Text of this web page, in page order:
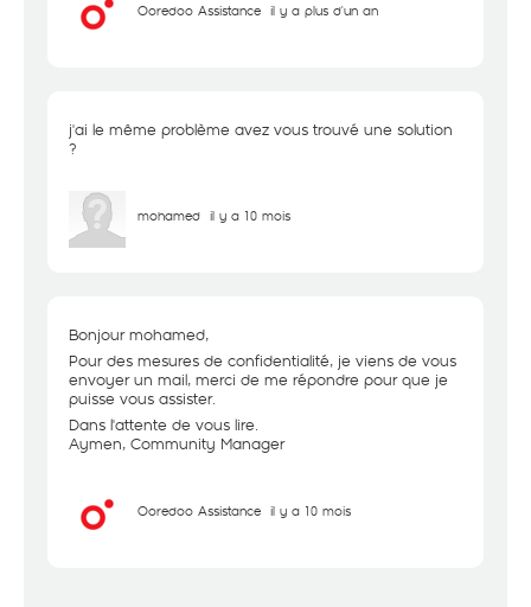
Ooredoo Assistance il y a plus d'un an
j'ai le même problème avez vous trouvé une solution
?
mohamed il y a 10 mois
Bonjour mohamed,
Pour des mesures de confidentialité, je viens de vous
envoyer un mail, merci de me répondre pour que je
puisse vous assister.
Dans l'attente de vous lire.
Aymen, Community Manager
Ooredoo Assistance il y a 10 mois